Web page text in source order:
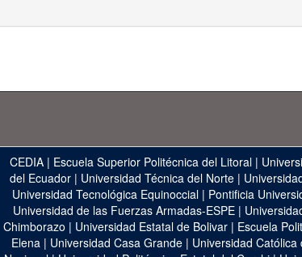
CEDIA | Escuela Superior Politécnica del Litoral |
del Ecuador| Universidad Técnica del Norte|
Universidad Tecnológica Equinoccial| Pontificia
Universidad de las Fuerzas Armadas-ESPE |
Chimborazo | Universidad Estatal de Bolivar| Escuela
Elena | Universidad Casa Grande | Universidad